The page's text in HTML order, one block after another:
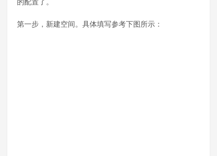
的配置了。
第一步，新建空间。具体填写参考下图所示：